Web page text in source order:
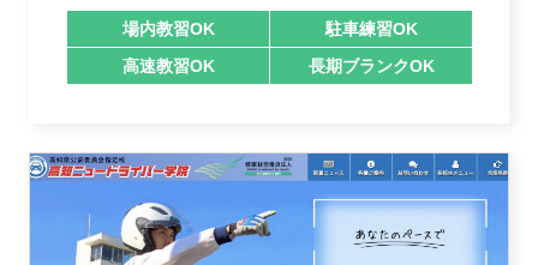
場内教習OK
駐車練習OK
高速教習OK
長期ブランクOK